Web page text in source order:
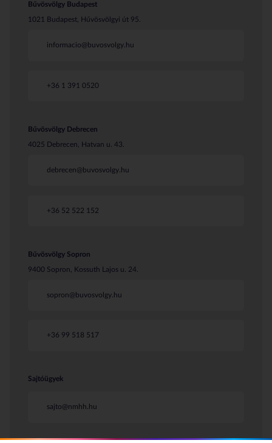
Bűvösvölgy Budapest
1021 Budapest, Hűvösvölgyi út 95.
informacio@buvosvolgy.hu
+36 1 391 0520
Bűvösvölgy Debrecen
4025 Debrecen, Hatvan u. 43.
debrecen@buvosvolgy.hu
+36 52 522 152
Bűvösvölgy Sopron
9400 Sopron, Kossuth Lajos u. 24.
sopron@buvosvolgy.hu
+36 99 518 517
Sajtóügyek
sajto@nmhh.hu